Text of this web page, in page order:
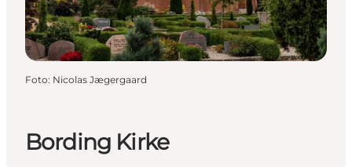
Book overnatning
Bording Kirke
Foto: Nicolas Jægergaard